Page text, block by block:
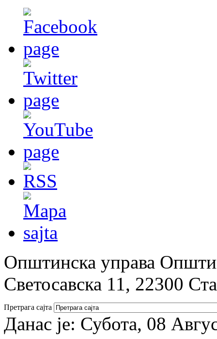
Општинска управа
Светосавска 11, 22300
Претрага сајта
Данас је: Субота, 08